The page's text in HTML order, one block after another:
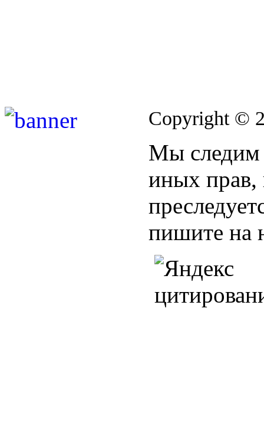
Copyright ©
Мы следим
иных прав,
пишите на